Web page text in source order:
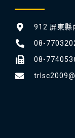
912 屏東縣
08-
08-